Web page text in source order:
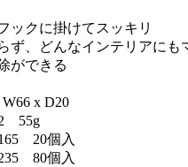
ックに掛けてスッキリ
ず、どんなインテリアにも
ができる
W66 x D20
55g
20個入
80個入